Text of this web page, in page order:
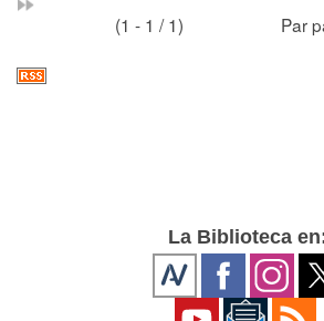
(1 - 1 / 1) Par
La Biblioteca